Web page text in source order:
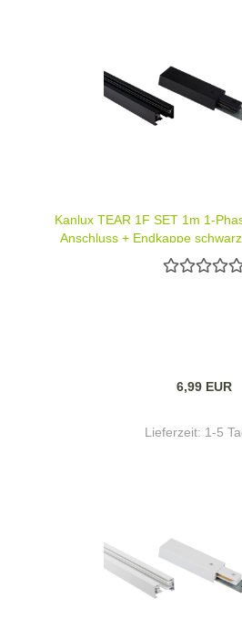
Kanlux TEAR 1F SET 1m 1-
Anschluss + Endkappe
6,99 EUR
Lieferzeit: 1-5